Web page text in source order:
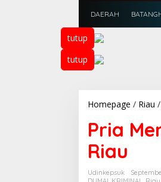
DAERAH
tutup
tutup
Homepage / Riau /
Pria
Riau
Udinkepsuk